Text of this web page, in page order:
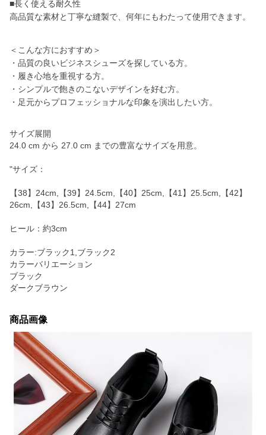
■長く使える耐久性
高品質な素材と丁寧な縫製で、何年にもわたって使用できます。
＜こんな方におすすめ＞
・品質の良いビジネスシューズを探している方。
・履き心地を重視する方。
・シンプルで飽きのこないデザインを好む方。
・足元からプロフェッショナルな印象を演出したい方。
サイズ展開
24.0 cm から 27.0 cm までの豊富なサイズを用意。
"サイズ：
【38】24cm,【39】24.5cm,【40】25cm,【41】25.5cm,【42】
26cm,【43】26.5cm,【44】27cm
ヒール：約3cm
カラー:ブラック1,ブラック2
カラーバリエーション
ブラック
ダークブラウン
商品画像